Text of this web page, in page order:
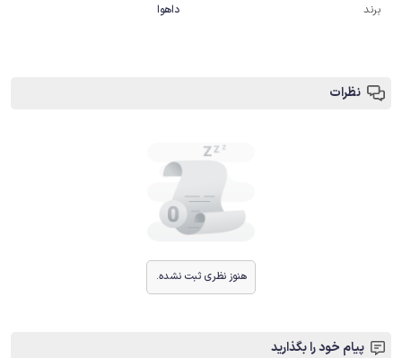
برند
داهوا
نظرات
هنوز نظری ثبت نشده.
پیام خود را بگذارید